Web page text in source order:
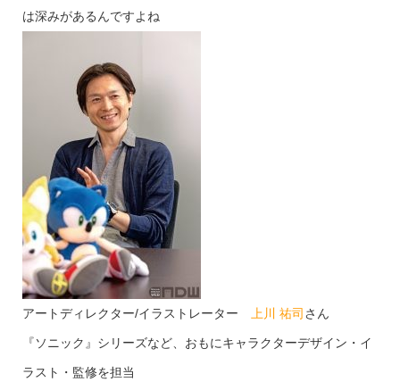
は深みがあるんですよね
アートディレクター/イラストレーター 上川 祐司 さん
『ソニック』シリーズなど、おもにキャラクターデザイン・イ
ラスト・監修を担当